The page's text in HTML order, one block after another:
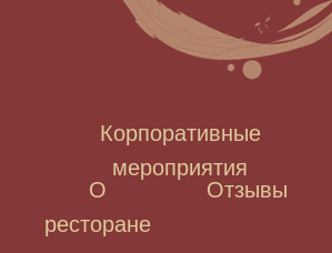
О
ресторане
Отзывы
Корпоративные
мероприятия